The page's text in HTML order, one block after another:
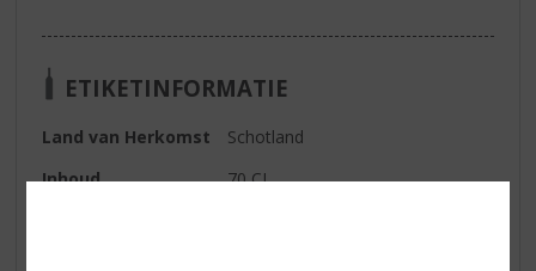
ETIKETINFORMATIE
Land van Herkomst
Schotland
Inhoud
70 CL